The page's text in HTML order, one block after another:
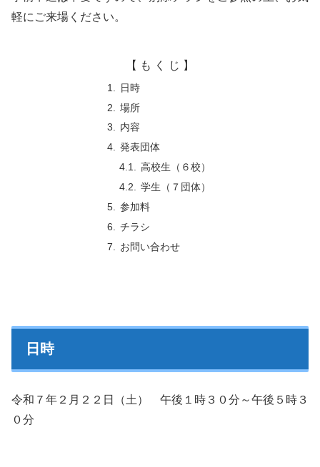
軽にご来場ください。
【 も く じ 】
日時
場所
内容
発表団体
高校生（６校）
学生（７団体）
参加料
チラシ
お問い合わせ
日時
令和７年２月２２日（土） 午後１時３０分～午後５時３
０分